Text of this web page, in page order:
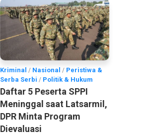
Kriminal / Nasional / Peristiwa &
Serba Serbi / Politik & Hukum
Daftar 5 Peserta SPPI
Meninggal saat Latsarmil,
DPR Minta Program
Dievaluasi